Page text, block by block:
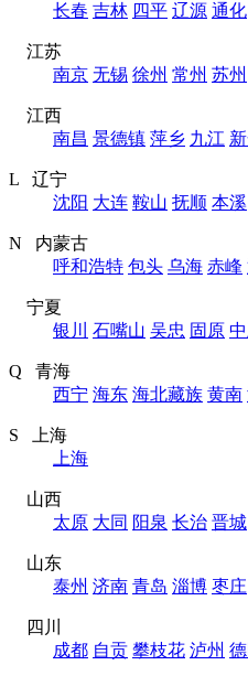
长春 吉林 四平 辽源 通化
江苏
南京 无锡 徐州 常州 苏州
江西
南昌 景德镇 萍乡 九江
L 辽宁
沈阳 大连 鞍山 抚顺 本溪
N 内蒙古
呼和浩特 包头 乌海 赤峰
宁夏
银川
石嘴山 吴忠 固原
Q 青海
西宁 海东 海北藏族 黄南
S 上海
上海
山西
太原 大同 阳泉 长治 晋城
山东
泰州 济南 青岛 淄博 枣庄
四川
成都 自贡 攀枝花 泸州